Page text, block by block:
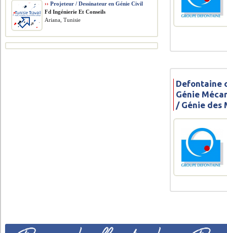
Defontaine
Génie
/ Génie des
›› Projeteur / Dessinateur en Génie Civil
Fd Ingénierie Et Conseils
Ariana, Tunisie